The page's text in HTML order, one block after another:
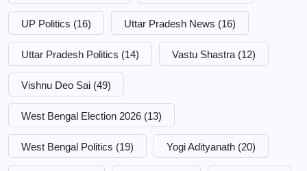
UP Politics (16) Uttar Pradesh News (16)
Uttar Pradesh Politics (14) Vastu Shastra (12)
Vishnu Deo Sai (49)
West Bengal Election 2026 (13)
West Bengal Politics (19) Yogi Adityanath (20)